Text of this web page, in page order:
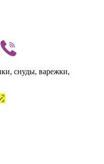
снуды, варежки,